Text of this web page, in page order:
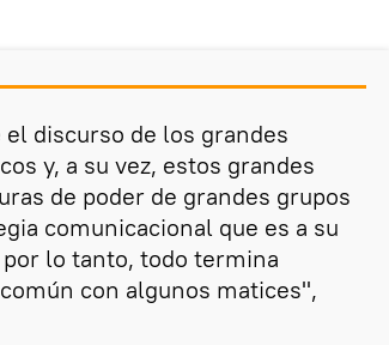
discurso de los grandes
y, a su vez, estos grandes
de poder de grandes grupos
comunicacional que es a su
lo tanto, todo termina
con algunos matices",